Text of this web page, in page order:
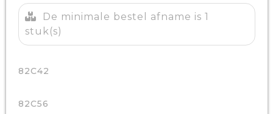
De minimale bestel afname is 1
stuk(s)
82C42
82C56